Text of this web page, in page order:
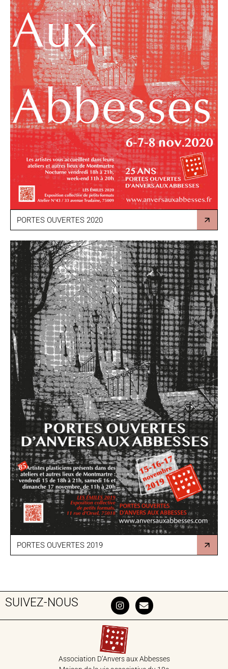
PORTES OUVERTES 2020
PORTES OUVERTES 2019
SUIVEZ-NOUS
Association D’Anvers aux Abbesses